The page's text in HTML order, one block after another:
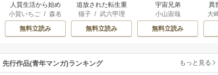
人質生活から始め
るスローライフ
小賀いちご /森名
尚
無料立読み
追放された転生重
騎士はゲーム知識
で無双する
猫子/ 武六甲理
衣/じゃいあん
無料立読み
宇宙兄弟
小山宙哉
無料立読み
異
は
大
Ａ
先行作品(青年マンガ)ランキング もっと見る